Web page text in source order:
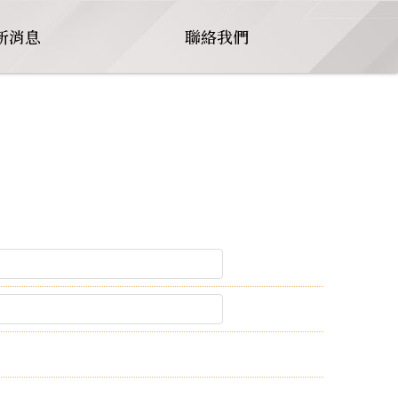
消息 聯絡我們